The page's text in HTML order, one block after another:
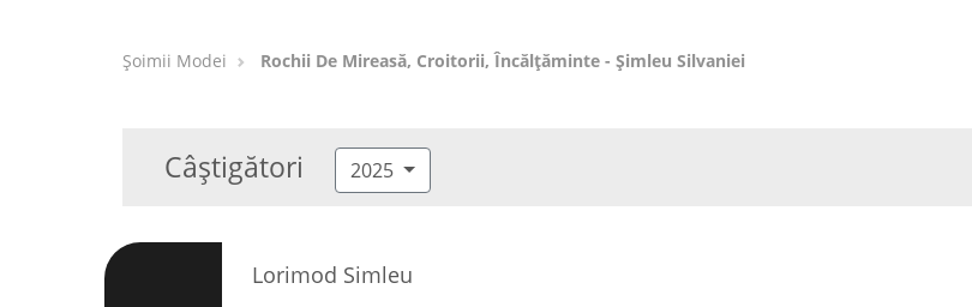
Șoimii Modei Rochii De Mireasă, Croitorii, Încălțăminte - Şimleu Silvaniei
Câștigători 2025
Lorimod Simleu